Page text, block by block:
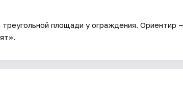
площади у ограждения. Ориентир